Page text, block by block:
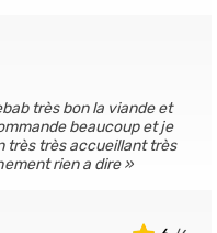
très bon la viande et
beaucoup et je
très très accueillant très
rien a dire